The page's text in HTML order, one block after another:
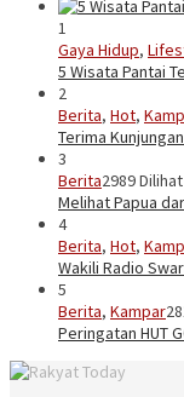
1
Gaya Hidup,
5 Wisata Pantai
2
Berita, Hot,
Terima
3
Berita2989 Dilihat
Melihat Papua
4
Berita, Hot,
Wakili Radio
5
Berita, Kampar
Peringatan HUT